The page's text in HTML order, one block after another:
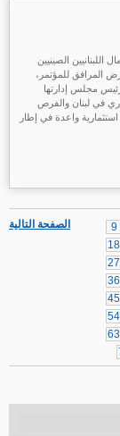
الصينيين
المرافق للمؤتمر،
مجلس إدارتها
في لبنان والفرص
واعدة في إطار
الصفحة التالية
9
18
27
36
45
54
63